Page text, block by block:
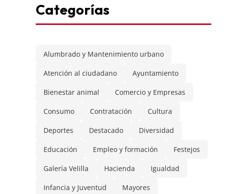
Categorías
Alumbrado y Mantenimiento urbano
Atención al ciudadano Ayuntamiento
Bienestar animal Comercio y Empresas
Consumo Contratación Cultura
Deportes Destacado Diversidad
Educación Empleo y formación Festejos
Galería Velilla Hacienda Igualdad
Infancia y Juventud Mayores